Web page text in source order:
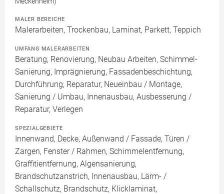
MALER BEREICHE
Malerarbeiten, Trockenbau, Laminat, Parkett, Teppich
UMFANG MALERARBEITEN
Beratung, Renovierung, Neubau Arbeiten, Schimmel-
Sanierung, Imprägnierung, Fassadenbeschichtung,
Durchführung, Reparatur, Neueinbau / Montage,
Sanierung / Umbau, Innenausbau, Ausbesserung /
Reparatur, Verlegen
SPEZIALGEBIETE
Innenwand, Decke, Außenwand / Fassade, Türen /
Zargen, Fenster / Rahmen, Schimmelentfernung,
Graffitientfernung, Algensanierung,
Brandschutzanstrich, Innenausbau, Lärm- /
Schallschutz, Brandschutz, Klicklaminat,